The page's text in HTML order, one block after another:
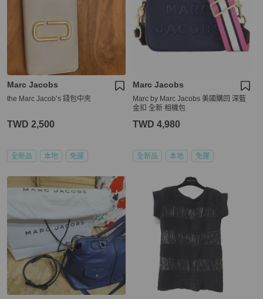
Marc Jacobs
the Marc Jacob’s 錢包中夾
TWD 2,500
全新品 本地 免運
Marc Jacobs
Marc by Marc Jacobs 美國購回 深藍
金扣 全新 相機包
TWD 4,980
全新品 本地 免運